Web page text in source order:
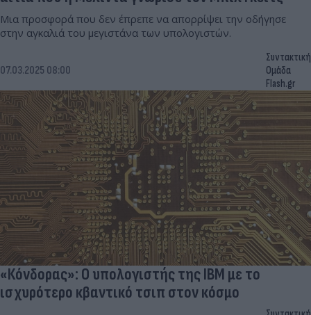
Μια προσφορά που δεν έπρεπε να απορρίψει την οδήγησε
στην αγκαλιά του μεγιστάνα των υπολογιστών.
07.03.2025 08:00
Συντακτική
Ομάδα
Flash.gr
«Κόνδορας»: Ο υπολογιστής της IBM με το
ισχυρότερο κβαντικό τσιπ στον κόσμο